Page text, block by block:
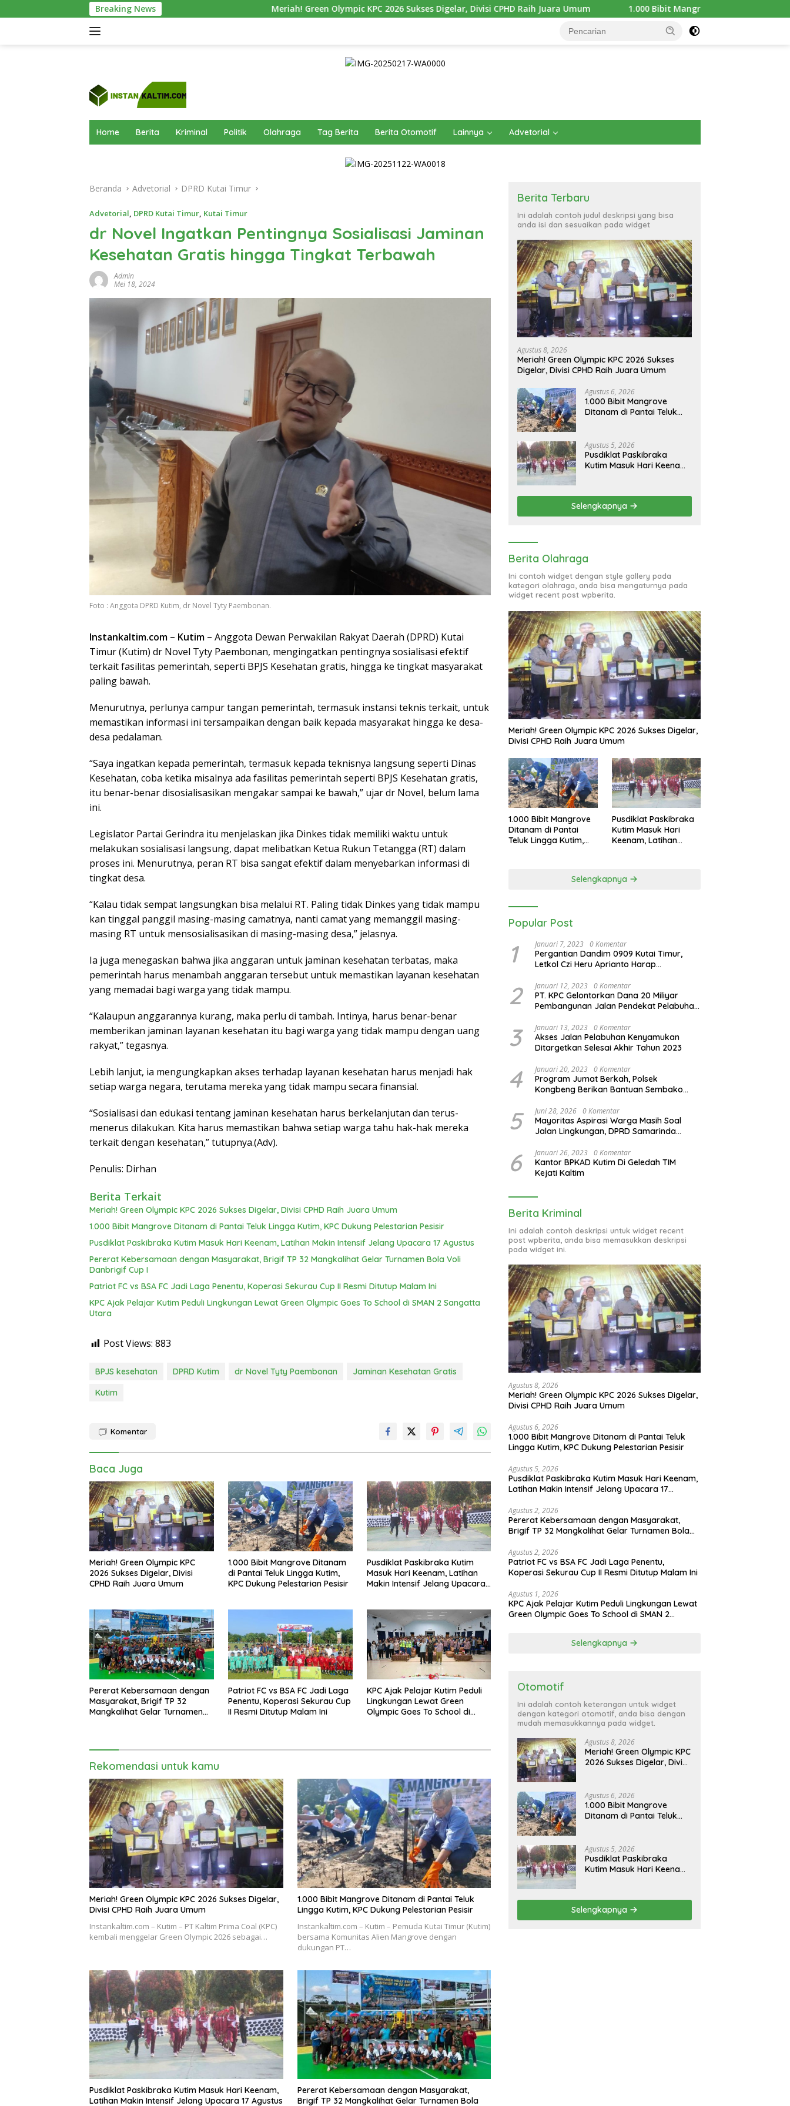
ke
Breaking News Meriah! Green Olympic KPC 2026 Sukses Digelar, Divisi CPHD Raih Juara Umum 1.000 Bibit Mangrove Ditanam di Pantai Teluk Lingga Kutim,
Home Berita Kriminal Politik Olahraga Tag Berita Berita Otomotif Lainnya Advetorial
Beranda Advetorial DPRD Kutai Timur
Advetorial DPRD Kutai Timur Kutai Timur
dr Novel Ingatkan Pentingnya Sosialisasi Jaminan
Kesehatan Gratis hingga Tingkat Terbawah
Admin
Mei 18, 2024
Foto : Anggota DPRD Kutim, dr Novel Tyty Paembonan.
Instankaltim.com – Kutim – Anggota Dewan Perwakilan Rakyat Daerah (DPRD) Kutai
Timur (Kutim) dr Novel Tyty Paembonan, mengingatkan pentingnya sosialisasi efektif
terkait fasilitas pemerintah, seperti BPJS Kesehatan gratis, hingga ke tingkat masyarakat
paling bawah.
Menurutnya, perlunya campur tangan pemerintah, termasuk instansi teknis terkait, untuk
memastikan informasi ini tersampaikan dengan baik kepada masyarakat hingga ke desa-
desa pedalaman.
“Saya ingatkan kepada pemerintah, termasuk kepada teknisnya langsung seperti Dinas
Kesehatan, coba ketika misalnya ada fasilitas pemerintah seperti BPJS Kesehatan gratis,
itu benar-benar disosialisasikan mengakar sampai ke bawah,” ujar dr Novel, belum lama
ini.
Legislator Partai Gerindra itu menjelaskan jika Dinkes tidak memiliki waktu untuk
melakukan sosialisasi langsung, dapat melibatkan Ketua Rukun Tetangga (RT) dalam
proses ini. Menurutnya, peran RT bisa sangat efektif dalam menyebarkan informasi di
tingkat desa.
“Kalau tidak sempat langsungkan bisa melalui RT. Paling tidak Dinkes yang tidak mampu
kan tinggal panggil masing-masing camatnya, nanti camat yang memanggil masing-
masing RT untuk mensosialisasikan di masing-masing desa,” jelasnya.
Ia juga menegaskan bahwa jika anggaran untuk jaminan kesehatan terbatas, maka
pemerintah harus menambah anggaran tersebut untuk memastikan layanan kesehatan
yang memadai bagi warga yang tidak mampu.
“Kalaupun anggarannya kurang, maka perlu di tambah. Intinya, harus benar-benar
memberikan jaminan layanan kesehatan itu bagi warga yang tidak mampu dengan uang
rakyat,” tegasnya.
Lebih lanjut, ia mengungkapkan akses terhadap layanan kesehatan harus menjadi hak
setiap warga negara, terutama mereka yang tidak mampu secara finansial.
“Sosialisasi dan edukasi tentang jaminan kesehatan harus berkelanjutan dan terus-
menerus dilakukan. Kita harus memastikan bahwa setiap warga tahu hak-hak mereka
terkait dengan kesehatan,” tutupnya.(Adv).
Penulis: Dirhan
Berita Terkait
Meriah! Green Olympic KPC 2026 Sukses Digelar, Divisi CPHD Raih Juara Umum
1.000 Bibit Mangrove Ditanam di Pantai Teluk Lingga Kutim, KPC Dukung Pelestarian Pesisir
Pusdiklat Paskibraka Kutim Masuk Hari Keenam, Latihan Makin Intensif Jelang Upacara 17 Agustus
Pererat Kebersamaan dengan Masyarakat, Brigif TP 32 Mangkalihat Gelar Turnamen Bola Voli
Danbrigif Cup I
Patriot FC vs BSA FC Jadi Laga Penentu, Koperasi Sekurau Cup II Resmi Ditutup Malam Ini
KPC Ajak Pelajar Kutim Peduli Lingkungan Lewat Green Olympic Goes To School di SMAN 2 Sangatta
Utara
Post Views: 883
BPJS kesehatan DPRD Kutim dr Novel Tyty Paembonan
Jaminan Kesehatan Gratis
Kutim
Komentar
Baca Juga
Meriah! Green Olympic KPC
2026 Sukses Digelar, Divisi
CPHD Raih Juara Umum
1.000 Bibit Mangrove Ditanam
di Pantai Teluk Lingga Kutim,
KPC Dukung Pelestarian Pesisir
Pusdiklat Paskibraka Kutim
Masuk Hari Keenam, Latihan
Makin Intensif Jelang Upacara
Pererat Kebersamaan dengan
Masyarakat, Brigif TP 32
Mangkalihat Gelar Turnamen
Patriot FC vs BSA FC Jadi Laga
Penentu, Koperasi Sekurau Cup
II Resmi Ditutup Malam Ini
KPC Ajak Pelajar Kutim Peduli
Lingkungan Lewat Green
Olympic Goes To School di
Rekomendasi untuk kamu
Meriah! Green Olympic KPC 2026 Sukses Digelar,
Divisi CPHD Raih Juara Umum
Instankaltim.com – Kutim – PT Kaltim Prima Coal (KPC)
kembali menggelar Green Olympic 2026 sebagai…
1.000 Bibit Mangrove Ditanam di Pantai Teluk
Lingga Kutim, KPC Dukung Pelestarian Pesisir
Instankaltim.com – Kutim – Pemuda Kutai Timur (Kutim)
bersama Komunitas Alien Mangrove dengan
dukungan PT…
Pusdiklat Paskibraka Kutim Masuk Hari Keenam,
Latihan Makin Intensif Jelang Upacara 17 Agustus
Pererat Kebersamaan dengan Masyarakat,
Brigif TP 32 Mangkalihat Gelar Turnamen Bola
Berita Terbaru
Ini adalah contoh judul deskripsi yang bisa
anda isi dan sesuaikan pada widget
Agustus 8, 2026
Meriah! Green Olympic KPC 2026 Sukses
Digelar, Divisi CPHD Raih Juara Umum
Agustus 6, 2026
1.000 Bibit Mangrove
Ditanam di Pantai Teluk
Agustus 5, 2026
Pusdiklat Paskibraka
Kutim Masuk Hari Keenam,
Selengkapnya
Berita Olahraga
Ini contoh widget dengan style gallery pada
kategori olahraga, anda bisa mengaturnya pada
widget recent post wpberita.
Meriah! Green Olympic KPC 2026 Sukses Digelar,
Divisi CPHD Raih Juara Umum
1.000 Bibit Mangrove
Ditanam di Pantai
Teluk Lingga Kutim,
Pusdiklat Paskibraka
Kutim Masuk Hari
Keenam, Latihan
Selengkapnya
Popular Post
1 Januari 7, 2023 0 Komentar
Pergantian Dandim 0909 Kutai Timur,
Letkol Czi Heru Aprianto Harap
2 Januari 12, 2023 0 Komentar
PT. KPC Gelontorkan Dana 20 Miliyar
Pembangunan Jalan Pendekat Pelabuhan
3 Januari 13, 2023 0 Komentar
Akses Jalan Pelabuhan Kenyamukan
Ditargetkan Selesai Akhir Tahun 2023
4 Januari 20, 2023 0 Komentar
Program Jumat Berkah, Polsek
Kongbeng Berikan Bantuan Sembako
Yatim
5 Juni 28, 2026 0 Komentar
Mayoritas Aspirasi Warga Masih Soal
Jalan Lingkungan, DPRD Samarinda
6 Januari 26, 2023 0 Komentar
Kantor BPKAD Kutim Di Geledah TIM
Kejati Kaltim
Berita Kriminal
Ini adalah contoh deskripsi untuk widget recent
post wpberita, anda bisa memasukkan deskripsi
pada widget ini.
Agustus 8, 2026
Meriah! Green Olympic KPC 2026 Sukses Digelar,
Divisi CPHD Raih Juara Umum
Agustus 6, 2026
1.000 Bibit Mangrove Ditanam di Pantai Teluk
Lingga Kutim, KPC Dukung Pelestarian Pesisir
Agustus 5, 2026
Pusdiklat Paskibraka Kutim Masuk Hari Keenam,
Latihan Makin Intensif Jelang Upacara 17
Agustus 2, 2026
Pererat Kebersamaan dengan Masyarakat,
Brigif TP 32 Mangkalihat Gelar Turnamen Bola
Agustus 2, 2026
Patriot FC vs BSA FC Jadi Laga Penentu,
Koperasi Sekurau Cup II Resmi Ditutup Malam Ini
Agustus 1, 2026
KPC Ajak Pelajar Kutim Peduli Lingkungan Lewat
Green Olympic Goes To School di SMAN 2
Selengkapnya
Otomotif
Ini adalah contoh keterangan untuk widget
dengan kategori otomotif, anda bisa dengan
mudah memasukkannya pada widget.
Agustus 8, 2026
Meriah! Green Olympic KPC
2026 Sukses Digelar, Divisi
Agustus 6, 2026
1.000 Bibit Mangrove
Ditanam di Pantai Teluk
Agustus 5, 2026
Pusdiklat Paskibraka
Kutim Masuk Hari Keenam,
Selengkapnya